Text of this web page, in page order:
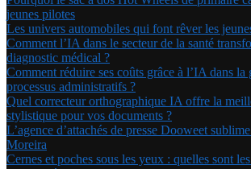
jeunes pilotes
Les univers automobiles qui font rêver les
Comment l’IA dans le secteur de la santé
diagnostic médical ?
Comment réduire ses coûts grâce à l’IA dans la
processus administratifs ?
Quel correcteur orthographique IA offre la
stylistique pour vos documents ?
L’agence d’attachés de presse Dooweet
Moreira
Cernes et poches sous les yeux : quelles sont